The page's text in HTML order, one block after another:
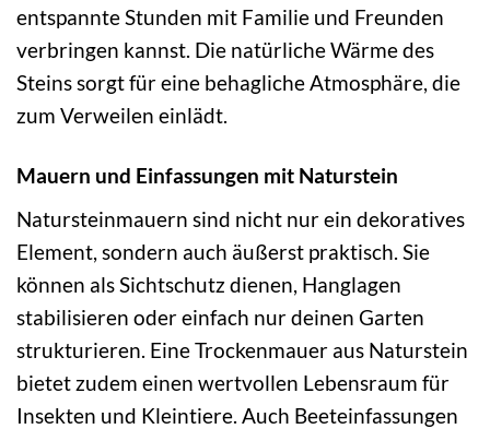
entspannte Stunden mit Familie und Freunden
verbringen kannst. Die natürliche Wärme des
Steins sorgt für eine behagliche Atmosphäre, die
zum Verweilen einlädt.
Mauern und Einfassungen mit Naturstein
Natursteinmauern sind nicht nur ein dekoratives
Element, sondern auch äußerst praktisch. Sie
können als Sichtschutz dienen, Hanglagen
stabilisieren oder einfach nur deinen Garten
strukturieren. Eine Trockenmauer aus Naturstein
bietet zudem einen wertvollen Lebensraum für
Insekten und Kleintiere. Auch Beeteinfassungen